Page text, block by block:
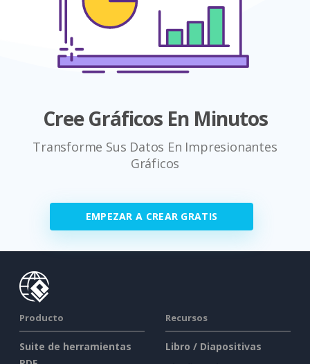
Cree Gráficos En Minutos
Transforme Sus Datos En Impresionantes
Gráficos
EMPEZAR A CREAR GRATIS
Producto
Suite de herramientas
Recursos
Libro / Diapositivas